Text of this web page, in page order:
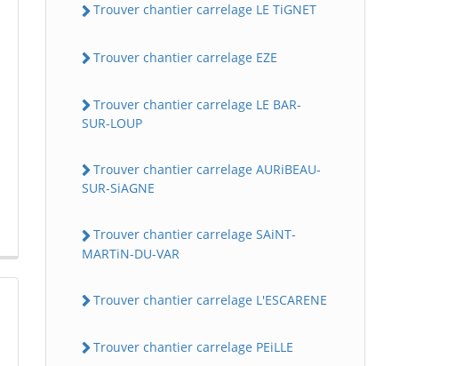
Trouver chantier carrelage LE TiGNET
Trouver chantier carrelage EZE
Trouver chantier carrelage LE BAR-
SUR-LOUP
Trouver chantier carrelage AURiBEAU-
SUR-SiAGNE
Trouver chantier carrelage SAiNT-
MARTiN-DU-VAR
Trouver chantier carrelage L'ESCARENE
Trouver chantier carrelage PEiLLE